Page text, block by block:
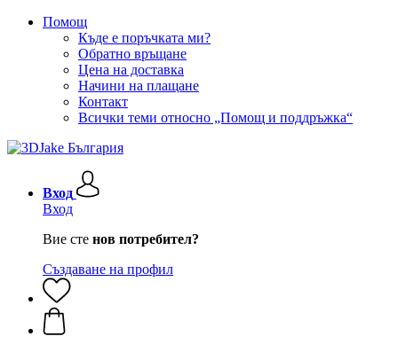
Помощ
Къде е поръчката ми?
Обратно връщане
Цена на доставка
Начини на плащане
Контакт
Всички теми относно „Помощ и поддръжка“
Вход
Вход
Вие сте нов потребител?
Създаване на профил